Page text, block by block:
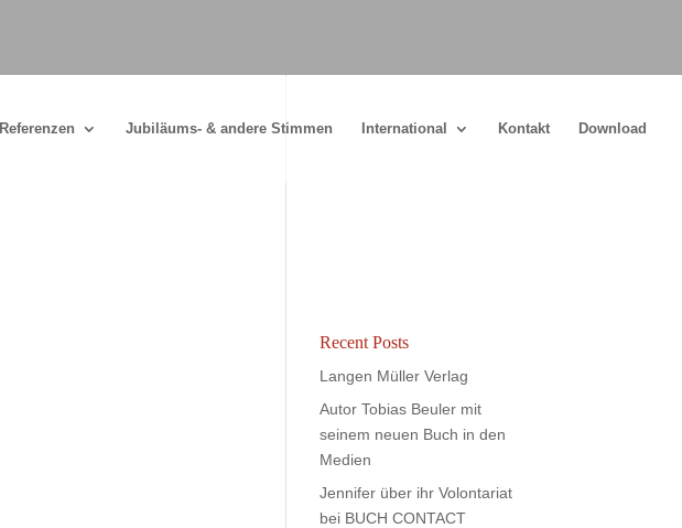
Referenzen Jubiläums- & andere Stimmen International Kontakt Download
Recent Posts
Langen Müller Verlag
Autor Tobias Beuler mit
seinem neuen Buch in den
Medien
Jennifer über ihr Volontariat
bei BUCH CONTACT